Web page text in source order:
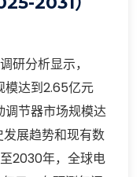
研分析显示，
模达到2.65亿元
调节器市场规模达
展趋势和现有数
2030年，全球电